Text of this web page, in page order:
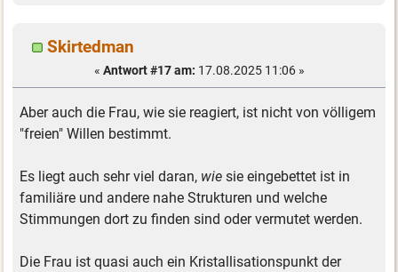
Skirtedman
« Antwort #17 am: 17.08.2025 11:06 »
Aber auch die Frau, wie sie reagiert, ist nicht von völligem
"freien" Willen bestimmt.
Es liegt auch sehr viel daran, wie sie eingebettet ist in
familiäre und andere nahe Strukturen und welche
Stimmungen dort zu finden sind oder vermutet werden.
Die Frau ist quasi auch ein Kristallisationspunkt der